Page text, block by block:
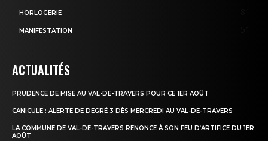
HORLOGERIE
MANIFESTATION
ACTUALITÉS
PRUDENCE DE MISE AU VAL-DE-TRAVERS POUR CE 1ER AOÛT
CANICULE : ALERTE DE DEGRÉ 3 DÈS MERCREDI AU VAL-DE-TRAVERS
LA COMMUNE DE VAL-DE-TRAVERS RENONCE À SON FEU D’ARTIFICE DU 1ER
AOÛT